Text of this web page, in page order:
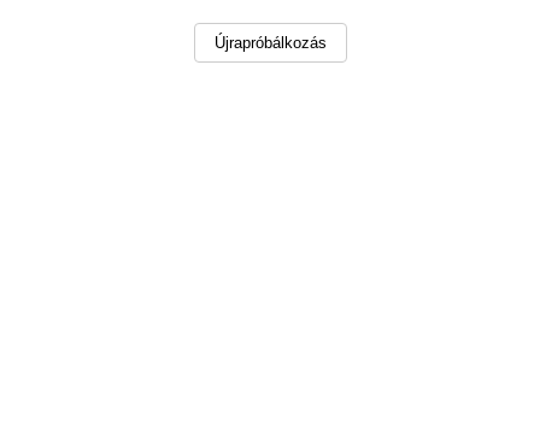
Újrapróbálkozás